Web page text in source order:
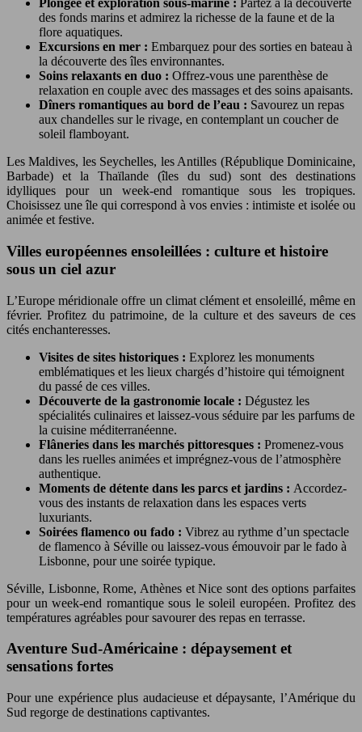
Plongée et exploration sous-marine : Partez à la découverte
des fonds marins et admirez la richesse de la faune et de la
flore aquatiques.
Excursions en mer : Embarquez pour des sorties en bateau à
la découverte des îles environnantes.
Soins relaxants en duo : Offrez-vous une parenthèse de
relaxation en couple avec des massages et des soins apaisants.
Dîners romantiques au bord de l’eau : Savourez un repas
aux chandelles sur le rivage, en contemplant un coucher de
soleil flamboyant.
Les Maldives, les Seychelles, les Antilles (République Dominicaine,
Barbade) et la Thaïlande (îles du sud) sont des destinations
idylliques pour un week-end romantique sous les tropiques.
Choisissez une île qui correspond à vos envies : intimiste et isolée ou
animée et festive.
Villes européennes ensoleillées : culture et histoire
sous un ciel azur
L’Europe méridionale offre un climat clément et ensoleillé, même en
février. Profitez du patrimoine, de la culture et des saveurs de ces
cités enchanteresses.
Visites de sites historiques : Explorez les monuments
emblématiques et les lieux chargés d’histoire qui témoignent
du passé de ces villes.
Découverte de la gastronomie locale : Dégustez les
spécialités culinaires et laissez-vous séduire par les parfums de
la cuisine méditerranéenne.
Flâneries dans les marchés pittoresques : Promenez-vous
dans les ruelles animées et imprégnez-vous de l’atmosphère
authentique.
Moments de détente dans les parcs et jardins : Accordez-
vous des instants de relaxation dans les espaces verts
luxuriants.
Soirées flamenco ou fado : Vibrez au rythme d’un spectacle
de flamenco à Séville ou laissez-vous émouvoir par le fado à
Lisbonne, pour une soirée typique.
Séville, Lisbonne, Rome, Athènes et Nice sont des options parfaites
pour un week-end romantique sous le soleil européen. Profitez des
températures agréables pour savourer des repas en terrasse.
Aventure Sud-Américaine : dépaysement et
sensations fortes
Pour une expérience plus audacieuse et dépaysante, l’Amérique du
Sud regorge de destinations captivantes.